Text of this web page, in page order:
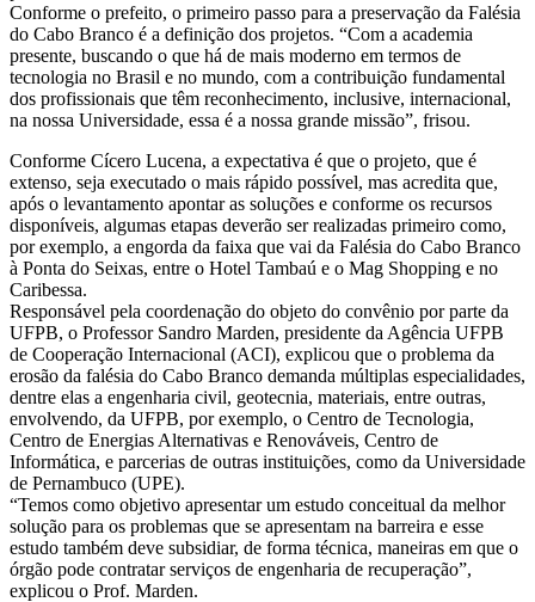
Conforme o prefeito, o primeiro passo para a preservação da Falésia
do Cabo Branco é a definição dos projetos. “Com a academia
presente, buscando o que há de mais moderno em termos de
tecnologia no Brasil e no mundo, com a contribuição fundamental
dos profissionais que têm reconhecimento, inclusive, internacional,
na nossa Universidade, essa é a nossa grande missão”, frisou.
Conforme Cícero Lucena, a expectativa é que o projeto, que é
extenso, seja executado o mais rápido possível, mas acredita que,
após o levantamento apontar as soluções e conforme os recursos
disponíveis, algumas etapas deverão ser realizadas primeiro como,
por exemplo, a engorda da faixa que vai da Falésia do Cabo Branco
à Ponta do Seixas, entre o Hotel Tambaú e o Mag Shopping e no
Caribessa.
Responsável pela coordenação do objeto do convênio por parte da
UFPB, o Professor Sandro Marden, presidente da Agência UFPB
de Cooperação Internacional (ACI), explicou que o problema da
erosão da falésia do Cabo Branco demanda múltiplas especialidades,
dentre elas a engenharia civil, geotecnia, materiais, entre outras,
envolvendo, da UFPB, por exemplo, o Centro de Tecnologia,
Centro de Energias Alternativas e Renováveis, Centro de
Informática, e parcerias de outras instituições, como da Universidade
de Pernambuco (UPE).
“Temos como objetivo apresentar um estudo conceitual da melhor
solução para os problemas que se apresentam na barreira e esse
estudo também deve subsidiar, de forma técnica, maneiras em que o
órgão pode contratar serviços de engenharia de recuperação”,
explicou o Prof. Marden.